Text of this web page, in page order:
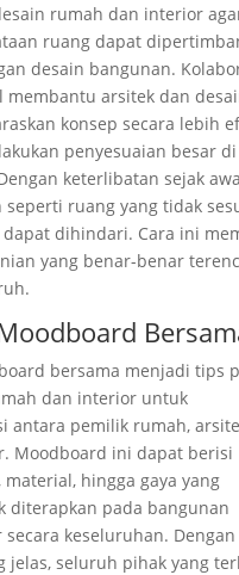
rumah dan interior
ruang dapat
desain bangunan.
membantu arsitek dan
konsep secara lebih
penyesuaian besar di
keterlibatan sejak
seperti ruang yang tidak
dihindari. Cara ini
yang benar-benar
bersama menjadi tips
dan interior untuk
antara pemilik rumah,
Moodboard ini dapat berisi
hingga gaya yang
diterapkan pada bangunan
keseluruhan. Dengan
jelas, seluruh pihak yang